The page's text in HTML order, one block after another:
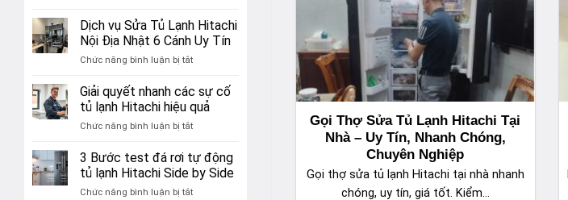
giới
các
loại
hoa
đẹp
ý
nghĩa
và
hứng
bất
Dịch vụ Sửa Tủ Lạnh Hitachi
Nội Địa Nhật 6 Cánh Uy Tín
Chức năng bình luận bị tắtở
vụ
Sửa
Tủ
Lạnh
Nội
Địa
Nhật
6
Giải quyết nhanh các sự cố
tủ lạnh Hitachi hiệu quả
Chức năng bình luận bị tắtở
quyết
nhanh
các
sự
3 Bước test đá rơi tự động
tủ lạnh Hitachi Side by Side
Chức năng bình luận bị tắtở
Gọi Thợ Sửa Tủ Lạnh Hitachi Tại
Nhà – Uy Tín, Nhanh Chóng,
Chuyên Nghiệp
Gọi thợ sửa tủ lạnh Hitachi tại nhà nhanh
chóng, uy tín, giá tốt. Kiểm...